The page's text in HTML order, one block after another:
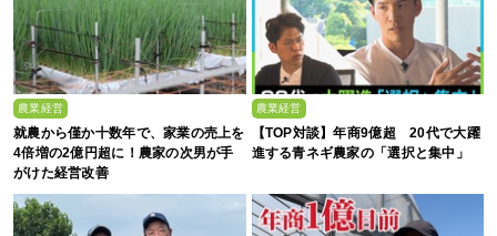
農業経営
就農から僅か十数年で、家業の売上を
4倍増の2億円超に！農家の次男が手
がけた経営改善
農業経営
【TOP対談】年商9億超 20代で大躍
進する青ネギ農家の「選択と集中」